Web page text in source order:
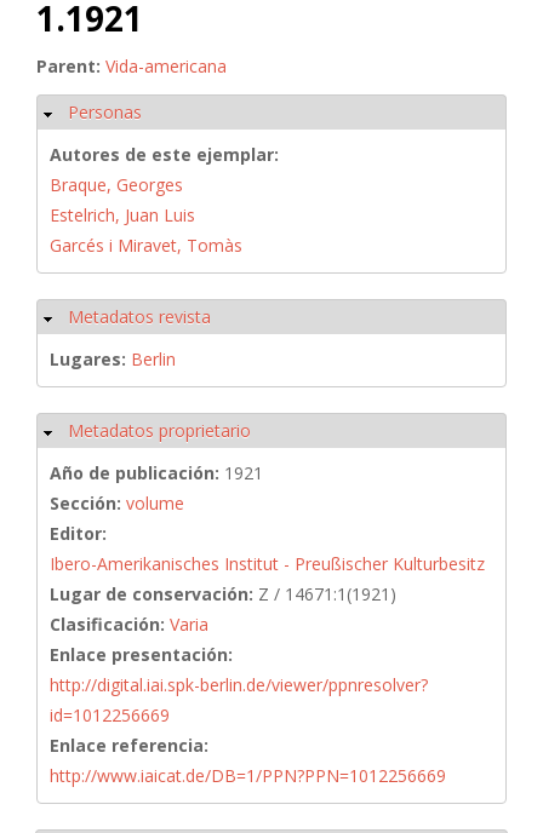
1.1921
Parent: Vida-americana
Ocultar
Personas
Autores de este ejemplar:
Braque, Georges
Estelrich, Juan Luis
Garcés i Miravet, Tomàs
Ocultar
Metadatos revista
Lugares: Berlin
Ocultar
Metadatos proprietario
Año de publicación: 1921
Sección: volume
Editor:
Ibero-Amerikanisches Institut - Preußischer Kulturbesitz
Lugar de conservación: Z / 14671:1(1921)
Clasificación: Varia
Enlace presentación:
http://digital.iai.spk-berlin.de/viewer/ppnresolver?
id=1012256669
Enlace referencia:
http://www.iaicat.de/DB=1/PPN?PPN=1012256669